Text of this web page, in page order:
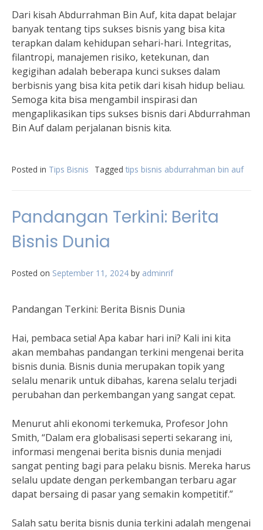
Dari kisah Abdurrahman Bin Auf, kita dapat belajar
banyak tentang tips sukses bisnis yang bisa kita
terapkan dalam kehidupan sehari-hari. Integritas,
filantropi, manajemen risiko, ketekunan, dan
kegigihan adalah beberapa kunci sukses dalam
berbisnis yang bisa kita petik dari kisah hidup beliau.
Semoga kita bisa mengambil inspirasi dan
mengaplikasikan tips sukses bisnis dari Abdurrahman
Bin Auf dalam perjalanan bisnis kita.
Posted in Tips Bisnis Tagged tips bisnis abdurrahman bin auf
Pandangan Terkini: Berita
Bisnis Dunia
Posted on September 11, 2024 by adminrif
Pandangan Terkini: Berita Bisnis Dunia
Hai, pembaca setia! Apa kabar hari ini? Kali ini kita
akan membahas pandangan terkini mengenai berita
bisnis dunia. Bisnis dunia merupakan topik yang
selalu menarik untuk dibahas, karena selalu terjadi
perubahan dan perkembangan yang sangat cepat.
Menurut ahli ekonomi terkemuka, Profesor John
Smith, “Dalam era globalisasi seperti sekarang ini,
informasi mengenai berita bisnis dunia menjadi
sangat penting bagi para pelaku bisnis. Mereka harus
selalu update dengan perkembangan terbaru agar
dapat bersaing di pasar yang semakin kompetitif.”
Salah satu berita bisnis dunia terkini adalah mengenai